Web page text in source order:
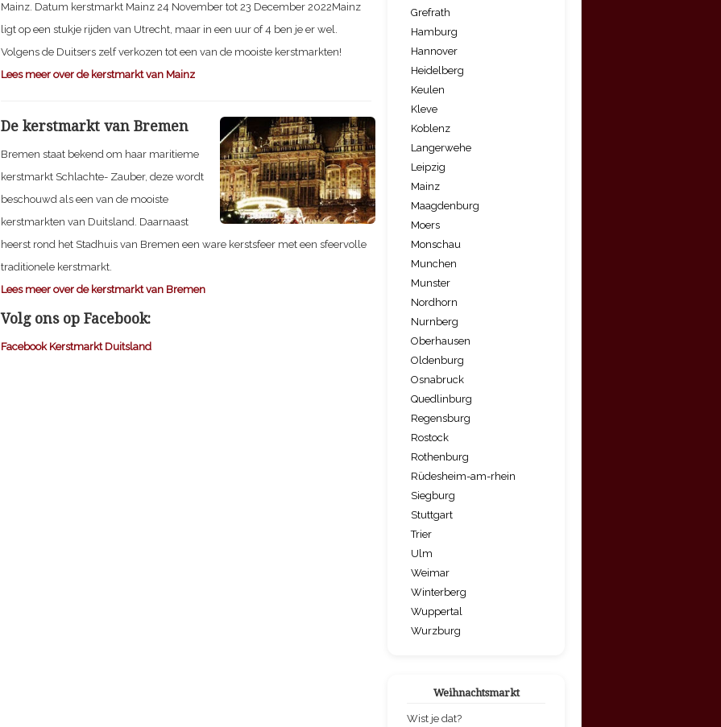
Mainz. Datum kerstmarkt Mainz 24 November tot 23 December 2022Mainz
ligt op een stukje rijden van Utrecht, maar in een uur of 4 ben je er wel.
Volgens de Duitsers zelf verkozen tot een van de mooiste kerstmarkten!
Lees meer over de kerstmarkt van Mainz
De kerstmarkt van Bremen
Bremen staat bekend om haar maritieme
kerstmarkt Schlachte- Zauber, deze wordt
beschouwd als een van de mooiste
kerstmarkten van Duitsland. Daarnaast
heerst rond het Stadhuis van Bremen een ware kerstsfeer met een sfeervolle
traditionele kerstmarkt.
Lees meer over de kerstmarkt van Bremen
Volg ons op Facebook:
Facebook Kerstmarkt Duitsland
Grefrath
Hamburg
Hannover
Heidelberg
Keulen
Kleve
Koblenz
Langerwehe
Leipzig
Mainz
Maagdenburg
Moers
Monschau
Munchen
Munster
Nordhorn
Nurnberg
Oberhausen
Oldenburg
Osnabruck
Quedlinburg
Regensburg
Rostock
Rothenburg
Rüdesheim-am-rhein
Siegburg
Stuttgart
Trier
Ulm
Weimar
Winterberg
Wuppertal
Wurzburg
Weihnachtsmarkt
Wist je dat?